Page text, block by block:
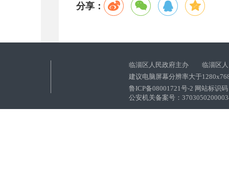
分享：
临淄区人民政府主办 临淄区人
建议电脑屏幕分辨率大于
鲁ICP备08001721号-2 网站标识
公安机关备案号：